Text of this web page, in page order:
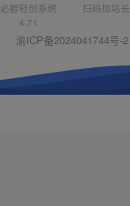
必智轻创系统
4.71
扫码加站
渝ICP备2024041744号-2